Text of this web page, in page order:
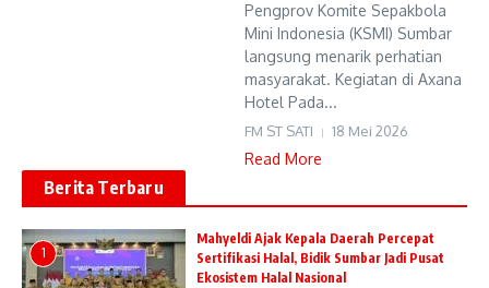
Pengprov Komite Sepakbola
Mini Indonesia (KSMI) Sumbar
langsung menarik perhatian
masyarakat. Kegiatan di Axana
Hotel Pada...
FM ST SATI 18 Mei 2026
Read More
Berita Terbaru
1
Mahyeldi Ajak Kepala Daerah Percepat
Sertifikasi Halal, Bidik Sumbar Jadi Pusat
Ekosistem Halal Nasional